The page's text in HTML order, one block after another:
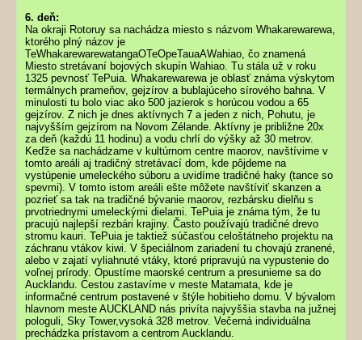
6. deň:
Na okraji Rotoruy sa nachádza miesto s názvom Whakarewarewa,
ktorého plný názov je
TeWhakarewarewatangaOTeOpeTauaAWahiao, čo znamená
Miesto stretávaní bojových skupín Wahiao. Tu stála už v roku
1325 pevnosť TePuia. Whakarewarewa je oblasť známa výskytom
termálnych prameňov, gejzírov a bublajúceho sírového bahna. V
minulosti tu bolo viac ako 500 jazierok s horúcou vodou a 65
gejzírov. Z nich je dnes aktívnych 7 a jeden z nich, Pohutu, je
najvyšším gejzírom na Novom Zélande. Aktívny je približne 20x
za deň (každú 11 hodinu) a vodu chrlí do výšky až 30 metrov.
Keďže sa nachádzame v kultúrnom centre maorov, navštívime v
tomto areáli aj tradičný stretávací dom, kde pôjdeme na
vystúpenie umeleckého súboru a uvidíme tradičné haky (tance so
spevmi). V tomto istom areáli ešte môžete navštíviť skanzen a
pozrieť sa tak na tradičné bývanie maorov, rezbársku dielňu s
prvotriednymi umeleckými dielami. TePuia je známa tým, že tu
pracujú najlepší rezbári krajiny. Často používajú tradičné drevo
stromu kauri. TePuia je taktiež súčasťou celoštátneho projektu na
záchranu vtákov kiwi. V špeciálnom zariadení tu chovajú zranené,
alebo v zajatí vyliahnuté vtáky, ktoré pripravujú na vypustenie do
voľnej prírody. Opustíme maorské centrum a presunieme sa do
Aucklandu. Cestou zastavíme v meste Matamata, kde je
informačné centrum postavené v štýle hobitieho domu. V bývalom
hlavnom meste AUCKLAND nás privíta najvyššia stavba na južnej
pologuli, Sky Tower,vysoká 328 metrov. Večerná individuálna
prechádzka prístavom a centrom Aucklandu.